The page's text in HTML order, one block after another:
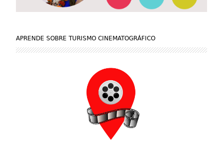
APRENDE SOBRE TURISMO CINEMATOGRÁFICO